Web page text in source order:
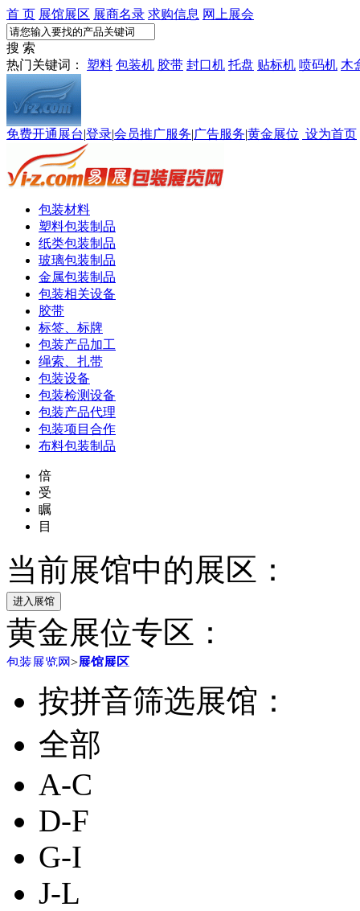
首 页 展馆展区 展商名录 求购信息 网上展会
搜 索
热门关键词： 塑料 包装机 胶带 封口机 托盘 贴标机 喷码机 木
免费开通展台|登录|会员推广服务|广告服务|黄金展位 设为首页
包装材料
塑料包装制品
纸类包装制品
玻璃包装制品
金属包装制品
包装相关设备
胶带
标签、标牌
包装产品加工
绳索、扎带
包装设备
包装检测设备
包装产品代理
包装项目合作
布料包装制品
倍
受
瞩
目
当前展馆中的展区：
黄金展位专区：
包装展览网>展馆展区
按拼音筛选展馆：
全部
A-C
D-F
G-I
J-L